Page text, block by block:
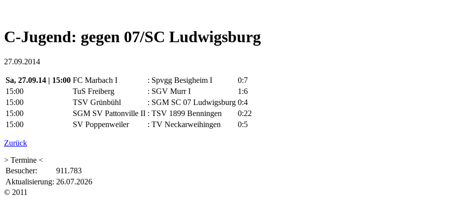
C-Jugend: gegen 07/SC Ludwigsburg
27.09.2014
Sa, 27.09.14 | 15:00 FC Marbach I : Spvgg Besigheim I
0:7
15:00
TuS Freiberg : SGV Murr I
1:6
15:00
TSV Grünbühl : SGM SC 07 Ludwigsburg 0:4
15:00
SGM SV Pattonville II : TSV 1899 Benningen
0:22
15:00
SV Poppenweiler : TV Neckarweihingen 0:5
Zurück
> Termine <
Besucher:
911.783
Aktualisierung: 26.07.2026
© 2011